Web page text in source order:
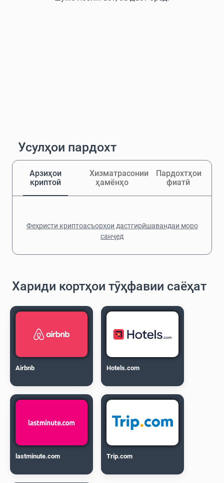
Усулҳои пардохт
Арзиҳои
криптоӣ
Хизматрасонии
ҳамёнҳо
Пардохтҳои
фиатӣ
Феҳристи криптоасъорҳои дастгирӣшавандаи моро
санҷед
Хариди кортҳои тӯҳфавии саёҳат
Airbnb Hotels.com
lastminute.com Trip.com